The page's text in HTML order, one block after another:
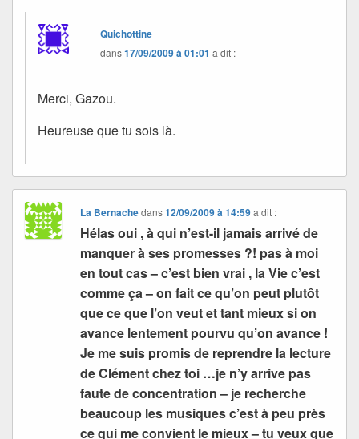
Quichottine
dans17/09/2009 à 01:01 a dit :
Merci, Gazou.
Heureuse que tu sois là.
La Bernachedans12/09/2009 à 14:59 a dit :
Hélas oui , à qui n’est-il jamais arrivé de
manquer à ses promesses ?! pas à moi
en tout cas – c’est bien vrai , la Vie c’est
comme ça – on fait ce qu’on peut plutôt
que ce que l’on veut et tant mieux si on
avance lentement pourvu qu’on avance !
Je me suis promis de reprendre la lecture
de Clément chez toi …je n’y arrive pas
faute de concentration – je recherche
beaucoup les musiques c’est à peu près
ce qui me convient le mieux – tu veux que